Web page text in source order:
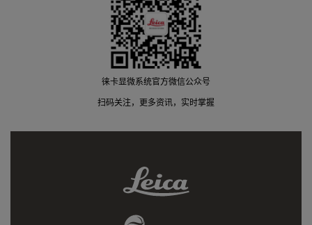
徕卡显微系统官方微信公众号
扫码关注，更多资讯，实时掌握
Leica
Link